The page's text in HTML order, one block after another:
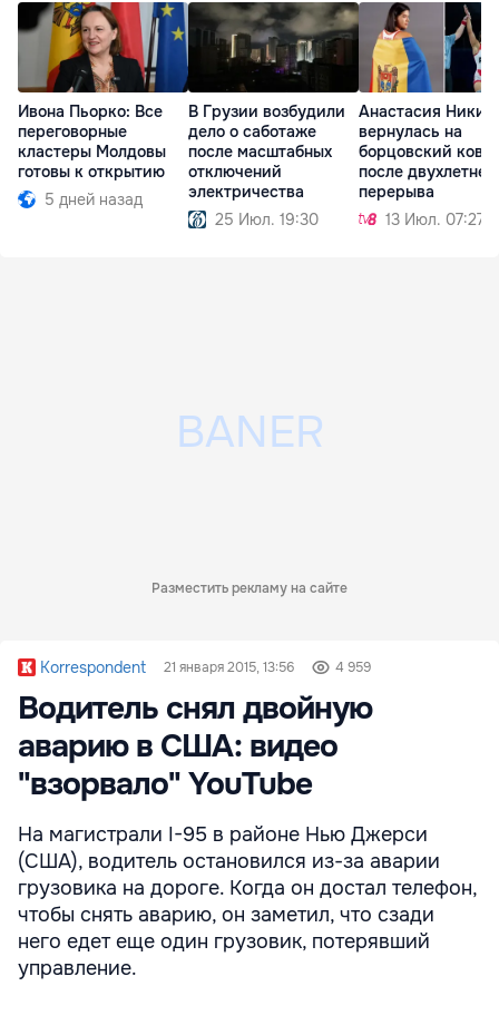
Ивона Пьорко: Все
переговорные
кластеры Молдовы
готовы к открытию
5 дней назад
В Грузии возбудили
дело о саботаже
после масштабных
отключений
электричества
25 Июл. 19:30
Анастасия
вернулась на
борцовский
после
перерыва
13 Июл. 07:27
Разместить рекламу на сайте
Korrespondent 21 января 2015, 13:56 4 959
Водитель снял двойную
аварию в США: видео
"взорвало" YouTube
На магистрали I-95 в районе Нью Джерси
(США), водитель остановился из-за аварии
грузовика на дороге. Когда он достал телефон,
чтобы снять аварию, он заметил, что сзади
него едет еще один грузовик, потерявший
управление.